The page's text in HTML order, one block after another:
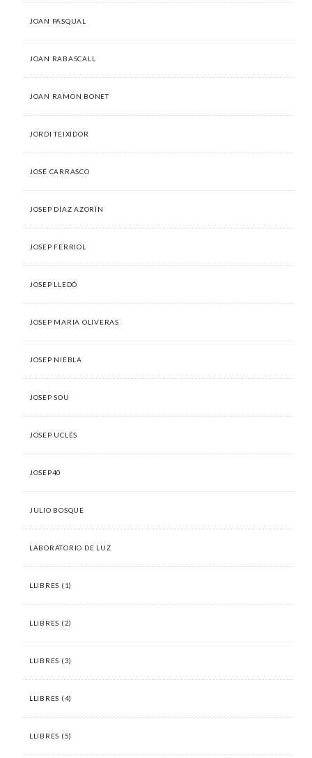
JOAN PASQUAL
JOAN RABASCALL
JOAN RAMON BONET
JORDI TEIXIDOR
JOSÉ CARRASCO
JOSEP DÍAZ AZORÍN
JOSEP FERRIOL
JOSEP LLEDÓ
JOSEP MARIA OLIVERAS
JOSEP NIEBLA
JOSEP SOU
JOSEP UCLÉS
JOSEP40
JULIO BOSQUE
LABORATORIO DE LUZ
LLIBRES (1)
LLIBRES (2)
LLIBRES (3)
LLIBRES (4)
LLIBRES (5)